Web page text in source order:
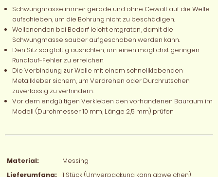
Schwungmasse immer gerade und ohne Gewalt auf die Welle
aufschieben, um die Bohrung nicht zu beschädigen.
Wellenenden bei Bedarf leicht entgraten, damit die
Schwungmasse sauber aufgeschoben werden kann.
Den Sitz sorgfältig ausrichten, um einen möglichst geringen
Rundlauf-Fehler zu erreichen.
Die Verbindung zur Welle mit einem schnellklebenden
Metallkleber sichern, um Verdrehen oder Durchrutschen
zuverlässig zu verhindern.
Vor dem endgültigen Verkleben den vorhandenen Bauraum im
Modell (Durchmesser 10 mm, Länge 2,5 mm) prüfen.
Material:
Messing
Lieferumfang: 1 Stück (Umverpackung kann abweichen)